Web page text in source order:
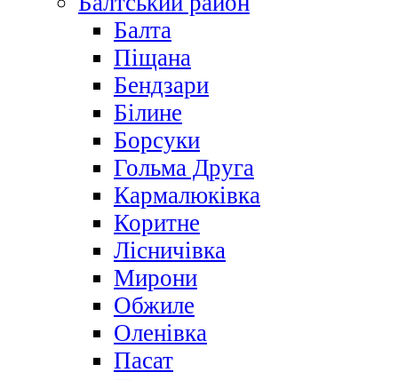
Балта
Піщана
Бендзари
Білине
Борсуки
Гольма Друга
Кармалюківка
Коритне
Лісничівка
Мирони
Обжиле
Оленівка
Пасат